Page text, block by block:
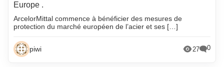
Europe .
ArcelorMittal commence à bénéficier des mesures de
protection du marché européen de l’acier et ses […]
piwi 27 0